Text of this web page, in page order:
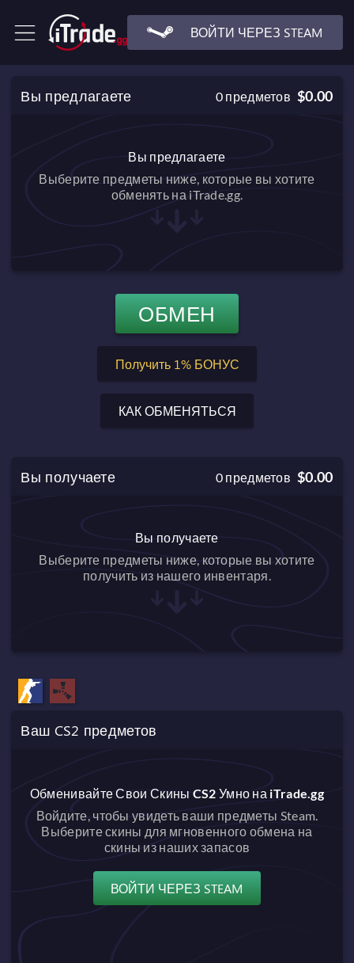
ВОЙТИ ЧЕРЕЗ STEAM
Вы предлагаете 0 предметов $0.00
Вы предлагаете
Выберите предметы ниже, которые вы хотите
обменять на iTrade.gg.
ОБМЕН
Получить 1% БОНУС
КАК ОБМЕНЯТЬСЯ
Вы получаете 0 предметов $0.00
Вы получаете
Выберите предметы ниже, которые вы хотите
получить из нашего инвентаря.
Ваш CS2 предметов
Обменивайте Свои Скины CS2 Умно на iTrade.gg
Войдите, чтобы увидеть ваши предметы Steam.
Выберите скины для мгновенного обмена на
скины из наших запасов
ВОЙТИ ЧЕРЕЗ STEAM